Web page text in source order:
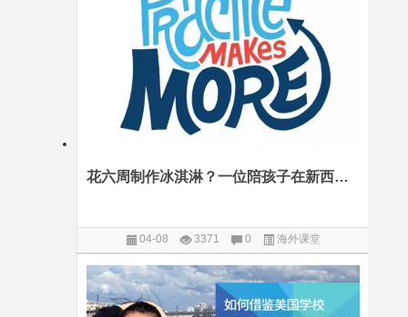
花六周制作冰淇淋？一位陪孩子在新西兰读小学的妈妈的感慨
04-08 3371 0 海外课堂